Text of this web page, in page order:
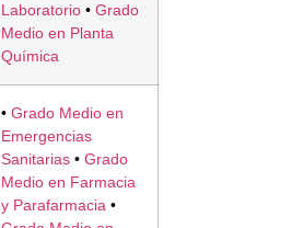
Laboratorio • Grado
Medio en Planta
Química
• Grado Medio en
Emergencias
Sanitarias • Grado
Medio en Farmacia
y Parafarmacia •